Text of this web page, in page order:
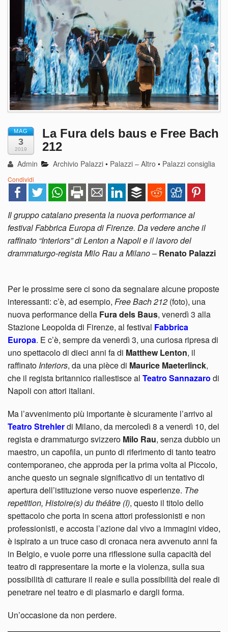
MAG
3
2019
La Fura dels baus e Free Bach
212
Admin Archivio Palazzi • Palazzi – Altro • Palazzi consiglia
Condividi
Il gruppo catalano presenta la nuova performance al
festival Fabbrica Europa di Firenze. Da vedere anche il
raffinato “Interiors” di Lenton a Napoli e il lavoro del
drammaturgo-regista Milo Rau a Milano– Renato Palazzi
Per le prossime sere ci sono da segnalare alcune proposte
interessanti: c’è, ad esempio, Free Bach 212 (foto), una
nuova performance della Fura dels Baus, venerdì 3 alla
Stazione Leopolda di Firenze, al festival Fabbrica
Europa. E c’è, sempre da venerdì 3, una curiosa ripresa di
uno spettacolo di dieci anni fa di Matthew Lenton, il
raffinato Interiors, da una pièce di Maurice Maeterlinck,
che il regista britannico riallestisce al Teatro Sannazaro di
Napoli con attori italiani.
Ma l’avvenimento più importante è sicuramente l’arrivo al
Teatro Strehlerdi Milano, da mercoledì 8 a venerdì 10, del
regista e drammaturgo svizzero Milo Rau, senza dubbio un
maestro, un capofila, un punto di riferimento di tanto teatro
contemporaneo, che approda per la prima volta al Piccolo,
anche questo un segnale significativo di un tentativo di
apertura dell’istituzione verso nuove esperienze. The
repetition, Histoire(s) du théâtre (I), questo il titolo dello
spettacolo che porta in scena attori professionisti e non
professionisti, e accosta l’azione dal vivo a immagini video,
è ispirato a un truce caso di cronaca nera avvenuto anni fa
in Belgio, e vuole porre una riflessione sulla capacità del
teatro di rappresentare la morte e la violenza, sulla sua
possibilità di catturare il reale e sulla possibilità del reale di
penetrare nel teatro e di plasmarlo e dargli forma.
Un’occasione da non perdere.